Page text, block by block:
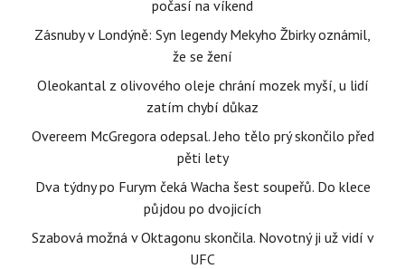
počasí na víkend
Zásnuby v Londýně: Syn legendy Mekyho Žbirky oznámil,
že se žení
Oleokantal z olivového oleje chrání mozek myší, u lidí
zatím chybí důkaz
Overeem McGregora odepsal. Jeho tělo prý skončilo před
pěti lety
Dva týdny po Furym čeká Wacha šest soupeřů. Do klece
půjdou po dvojicích
Szabová možná v Oktagonu skončila. Novotný ji už vidí v
UFC